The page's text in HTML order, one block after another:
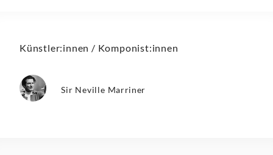
Künstler:innen / Komponist:innen
Sir Neville Marriner